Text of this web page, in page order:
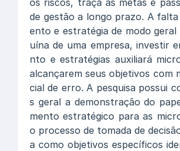
os riscos, traça as metas e
de gestão a longo prazo. A falta
ento e estratégia de modo
uína de uma empresa, investir
nto e estratégias auxiliará
alcançarem seus objetivos com
cial de erro. A pesquisa possui
s geral a demonstração do
mento estratégico para as
o processo de tomada de
a como objetivos específicos